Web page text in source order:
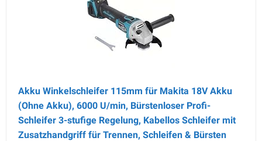
Akku Winkelschleifer 115mm für Makita 18V Akku
(Ohne Akku), 6000 U/min, Bürstenloser Profi-
Schleifer 3-stufige Regelung, Kabellos Schleifer mit
Zusatzhandgriff für Trennen, Schleifen & Bürsten